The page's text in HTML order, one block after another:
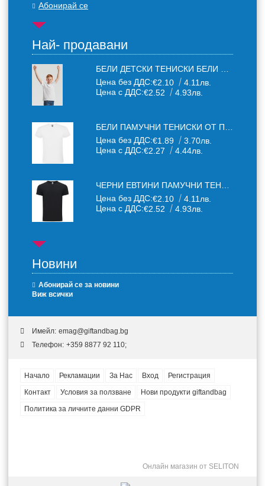
Абонирай се
Най- продавани
Цена без ДДС:€2.10
4.11лв.
Цена с ДДС:€2.52 4.93лв.
Цена без ДДС:€1.89
3.70лв.
Цена с ДДС:€2.27 4.44лв.
Цена без ДДС:€2.10
4.11лв.
Цена с ДДС:€2.52 4.93лв.
Новини
Абонирай се за новини
Виж всички
Имейл: emag@giftandbag.bg
Телефон: +359 8877 92 110;
Начало Рекламации За Нас Вход
Регистрация
Контакт
Условия за ползване
Нови продукти giftandbag
Политика за личните данни GDPR
Онлайн магазин от SELITON